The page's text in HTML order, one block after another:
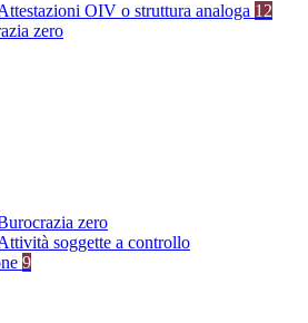
OIV o struttura analoga 12
zero
zero
soggette a controllo
9